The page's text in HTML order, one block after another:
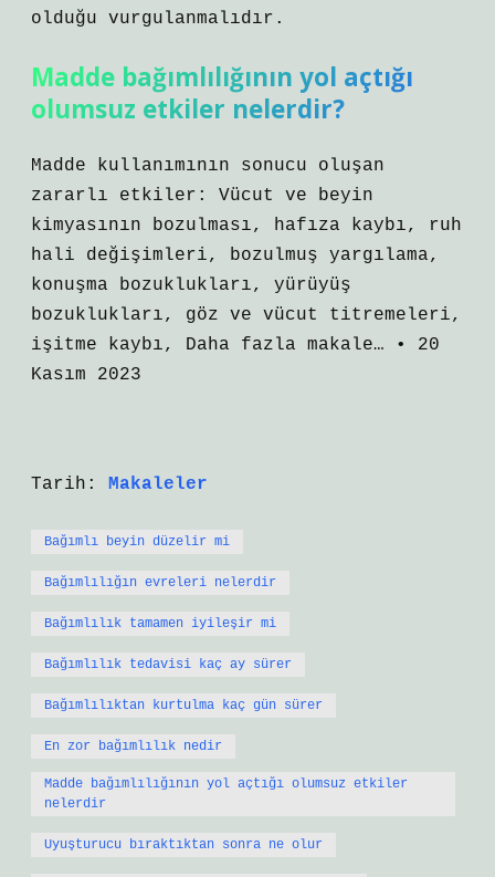
olduğu vurgulanmalıdır.
Madde bağımlılığının yol açtığı
olumsuz etkiler nelerdir?
Madde kullanımının sonucu oluşan
zararlı etkiler: Vücut ve beyin
kimyasının bozulması, hafıza kaybı, ruh
hali değişimleri, bozulmuş yargılama,
konuşma bozuklukları, yürüyüş
bozuklukları, göz ve vücut titremeleri,
işitme kaybı, Daha fazla makale… • 20
Kasım 2023
Tarih: Makaleler
Bağımlı beyin düzelir mi
Bağımlılığın evreleri nelerdir
Bağımlılık tamamen iyileşir mi
Bağımlılık tedavisi kaç ay sürer
Bağımlılıktan kurtulma kaç gün sürer
En zor bağımlılık nedir
Madde bağımlılığının yol açtığı olumsuz etkiler
nelerdir
Uyuşturucu bıraktıktan sonra ne olur